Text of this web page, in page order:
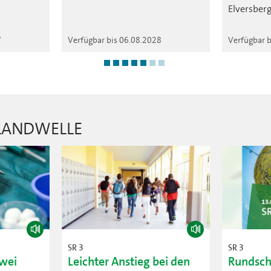
Verfügbar bis 06.08.2028 Verfügbar
SR 3
Leichter Anstieg bei den
SR 3